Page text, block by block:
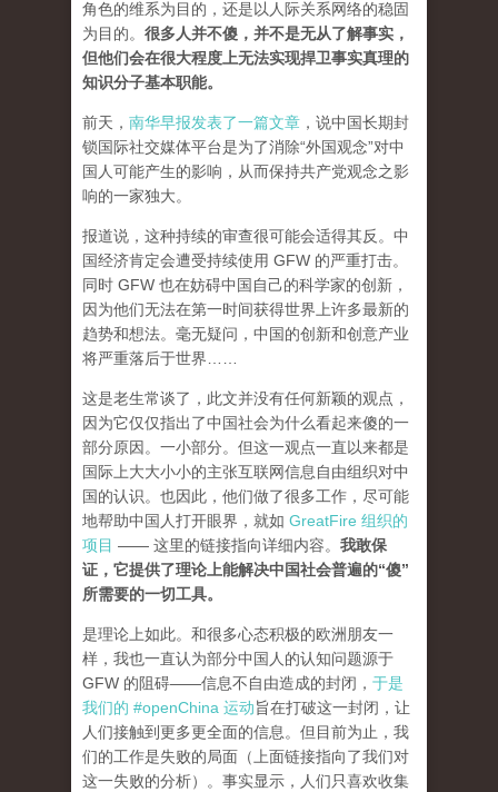
角色的维系为目的，还是以人际关系网络的稳固
为目的。 很多人并不傻，并不是无从了解事实，
但他们会在很大程度上无法实现捍卫事实真理的
知识分子基本职能。
前天， 南华早报发表了一篇文章 ，说中国长期封
锁国际社交媒体平台是为了消除“外国观念”对中
国人可能产生的影响，从而保持共产党观念之影
响的一家独大。
报道说，这种持续的审查很可能会适得其反。中
国经济肯定会遭受持续使用 GFW 的严重打击。
同时 GFW 也在妨碍中国自己的科学家的创新，
因为他们无法在第一时间获得世界上许多最新的
趋势和想法。毫无疑问，中国的创新和创意产业
将严重落后于世界……
这是老生常谈了，此文并没有任何新颖的观点，
因为它仅仅指出了中国社会为什么看起来傻的一
部分原因。一小部分。但这一观点一直以来都是
国际上大大小小的主张互联网信息自由组织对中
国的认识。也因此，他们做了很多工作，尽可能
地帮助中国人打开眼界，就如 GreatFire 组织的
项目 —— 这里的链接指向详细内容。 我敢保
证，它提供了理论上能解决中国社会普遍的“傻”
所需要的一切工具。
是理论上如此。和很多心态积极的欧洲朋友一
样，我也一直认为部分中国人的认知问题源于
GFW 的阻碍——信息不自由造成的封闭， 于是
我们的 #openChina 运动旨在打破这一封闭，让
人们接触到更多更全面的信息。但目前为止，我
们的工作是失败的局面（ 上面链接指向了我们对
这一失败的分析）。事实显示，人们只喜欢收集